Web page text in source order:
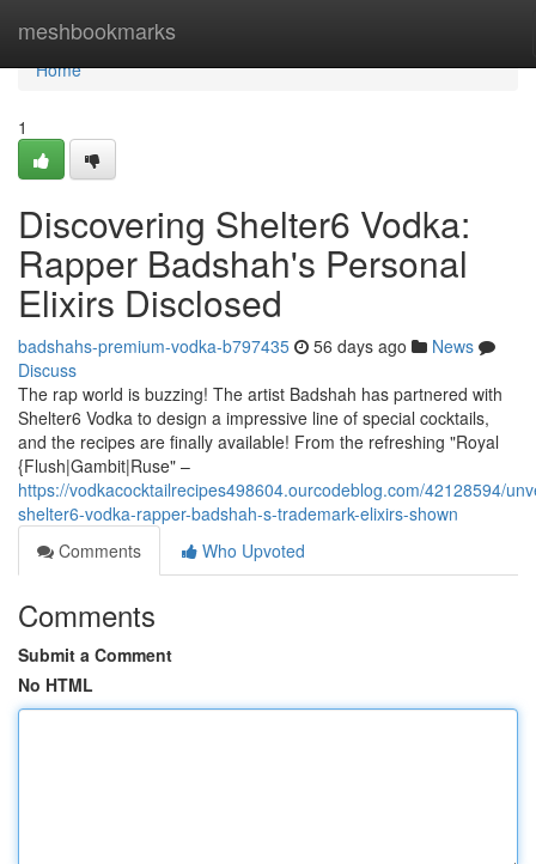
meshbookmarks
Home
Home
1
Discovering Shelter6 Vodka:
Rapper Badshah's Personal
Elixirs Disclosed
badshahs-premium-vodka-b797435 56 days ago
News
Discuss
The rap world is buzzing! The artist Badshah has partnered with
Shelter6 Vodka to design a impressive line of special cocktails,
and the recipes are finally available! From the refreshing "Royal
{Flush|Gambit|Ruse" –
https://vodkacocktailrecipes498604.ourcodeblog.com/42128594/
shelter6-vodka-rapper-badshah-s-trademark-elixirs-shown
Comments
Who Upvoted
Comments
Submit a Comment
No HTML